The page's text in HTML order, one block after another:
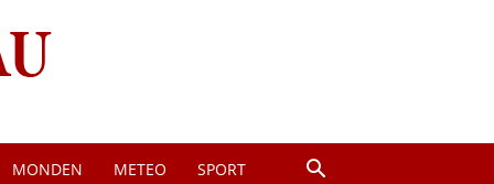
MONDEN METEO SPORT